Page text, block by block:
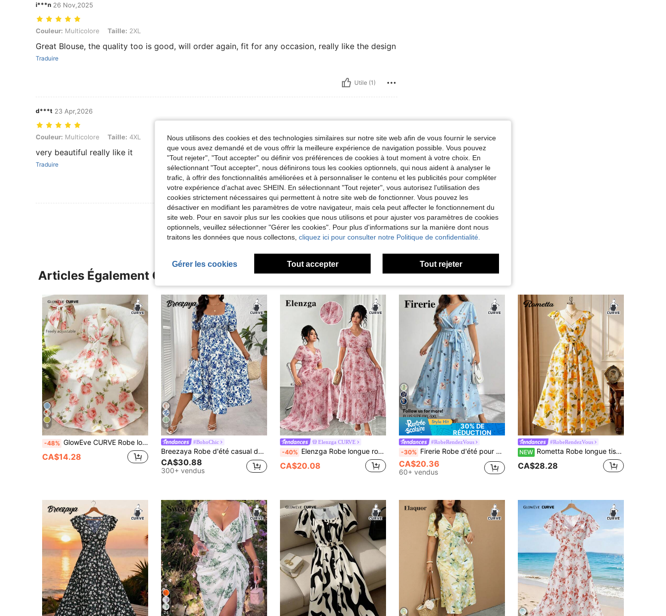
i***n 26 Nov,2025
Couleur: Multicolore, Taille: 2XL
Couleur: Multicolore Taille: 2XL
Great Blouse, the quality too is good, will order again, fit for any occasion, really like the design
Traduire
Utile (1)
d***t 23 Apr,2026
Couleur: Multicolore, Taille: 4XL
Couleur: Multicolore Taille: 4XL
very beautiful really like it
Traduire
Utile (0)
Voir Plus D'avis
Articles Également Consultés
9
-48% GlowEve CURVE Robe longue évasée à encolure en V, manches courtes à volants et taille nouée pour femmes de grande taille, pour un port quotidien élégant
CA$14.28
16
#BohoChic
Breezaya Robe d'été casual de villégiature à col carré pour femmes grandes tailles
CA$30.88
300+ vendus
Elenzga CURVE
-40% Elenzga Robe longue romantique élégante en mousseline à col V, motif floral feuille de lotus, à volants superposés, pour femme, printemps et été, convient pour les fêtes, les rendez-vous, les festivals de musique, robe élégante pour sortir
CA$20.08
11
30% DE
RÉDUCTION
#RobeRendezVous
-30% Firerie Robe d'été pour grandes tailles, ample, col en V, ourlet asymétrique, imprimé aléatoire, fente ouverte, avec ceinture pour femmes
CA$20.36
60+ vendus
#RobeRendezVous
NEW Rometta Robe longue tissée pour femmes grandes tailles, nouvelle collection d'été, jaune rose, style vintage, encolure cœur, taille évasée, silhouette amincissante, élégante, jupe froncée ample..Convient pour le port décontracté.Vacances à la plage.Voyage en ville ancienne.Rendez-vous
CA$28.28
24
Nous utilisons des cookies et des technologies similaires sur notre site web afin de vous fournir le service
que vous avez demandé et de vous offrir la meilleure expérience de navigation possible. Vous pouvez
"Tout rejeter", "Tout accepter" ou définir vos préférences de cookies à tout moment à votre choix. En
sélectionnant "Tout accepter", nous définirons tous les cookies optionnels, qui nous aident à analyser le
trafic, à offrir des fonctionnalités améliorées et à personnaliser le contenu et les publicités pour compléter
votre expérience d'achat avec SHEIN. En sélectionnant "Tout rejeter", vous autorisez l'utilisation des
cookies strictement nécessaires qui permettent à notre site web de fonctionner. Vous pouvez les
désactiver en modifiant les paramètres de votre navigateur, mais cela peut affecter le fonctionnement du
site web. Pour en savoir plus sur les cookies que nous utilisons et pour ajuster vos paramètres de cookies
optionnels, veuillez sélectionner "Gérer les cookies". Pour plus d'informations sur la manière dont nous
traitons les données que nous collectons, cliquez ici pour consulter notre Politique de confidentialité.
Gérer les cookies Tout accepter Tout rejeter